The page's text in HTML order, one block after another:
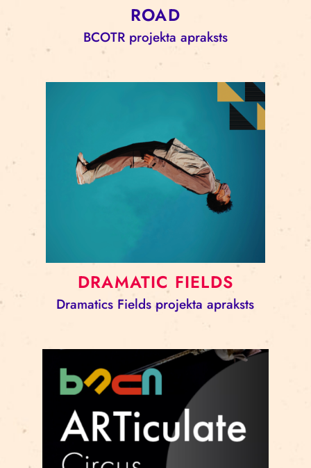
ROAD
BCOTR projekta apraksts
DRAMATIC FIELDS
Dramatics Fields projekta apraksts